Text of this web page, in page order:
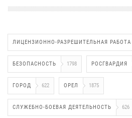
ЛИЦЕНЗИОННО-РАЗРЕШИТЕЛЬНАЯ РАБОТА
БЕЗОПАСНОСТЬ 1798 РОСГВАРДИЯ
ГОРОД 622 ОРЕЛ 1875
СЛУЖЕБНО-БОЕВАЯ ДЕЯТЕЛЬНОСТЬ 626